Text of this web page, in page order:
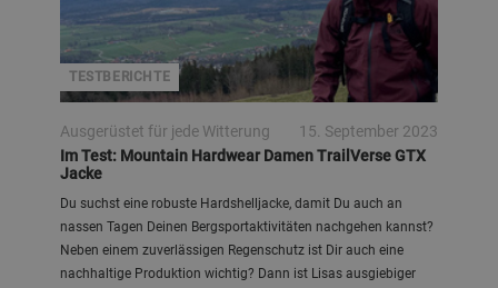
TESTBERICHTE
Ausgerüstet für jede Witterung
15. September 2023
Im Test: Mountain Hardwear Damen TrailVerse GTX
Jacke
Du suchst eine robuste Hardshelljacke, damit Du auch an
nassen Tagen Deinen Bergsportaktivitäten nachgehen kannst?
Neben einem zuverlässigen Regenschutz ist Dir auch eine
nachhaltige Produktion wichtig? Dann ist Lisas ausgiebiger